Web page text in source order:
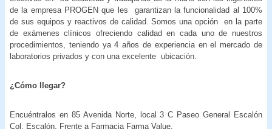
de la empresa PROGEN que les garantizan la funcionalidad al 100%
de sus equipos y reactivos de calidad. Somos una opción en la parte
de exámenes clínicos ofreciendo calidad en cada uno de nuestros
procedimientos, teniendo ya 4 años de experiencia en el mercado de
laboratorios privados y con una excelente ubicación.
¿Cómo llegar?
Encuéntralos en 85 Avenida Norte, local 3 C Paseo General Escalón
Col. Escalón. Frente a Farmacia Farma Value.